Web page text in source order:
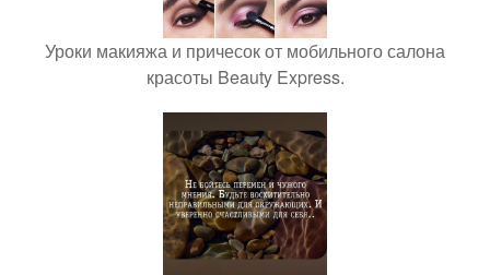
Уроки макияжа и причесок от мобильного салона
красоты Beauty Express.